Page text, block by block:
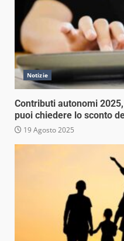
Notizie
Contributi autonomi
puoi chiedere lo sconto
19 Agosto 2025